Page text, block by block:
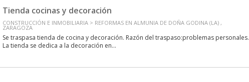
Tienda cocinas y decoración
CONSTRUCCIÓN E INMOBILIARIA > REFORMAS EN ALMUNIA DE DOÑA GODINA (LA) ,
ZARAGOZA
Se traspasa tienda de cocina y decoración. Razón del traspaso:problemas personales.
La tienda se dedica a la decoración en...